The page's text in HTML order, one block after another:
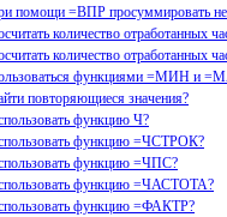
помощи =ВПР просуммировать
количество отработанных
количество отработанных
функциями =МИН и
повторяющиеся значения?
функцию Ч?
функцию =ЧСТРОК?
функцию =ЧПС?
функцию =ЧАСТОТА?
функцию =ФАКТР?